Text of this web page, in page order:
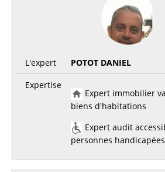
L'expert
POTOT DANIEL
Expertise
Expert immobilier
biens d'habitations
Expert audit
personnes